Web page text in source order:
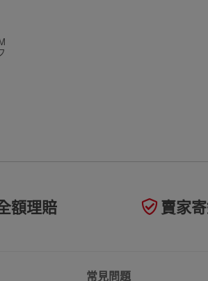
額理賠 賣家
常見問題